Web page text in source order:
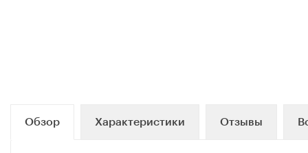
Обзор Характеристики Отзывы